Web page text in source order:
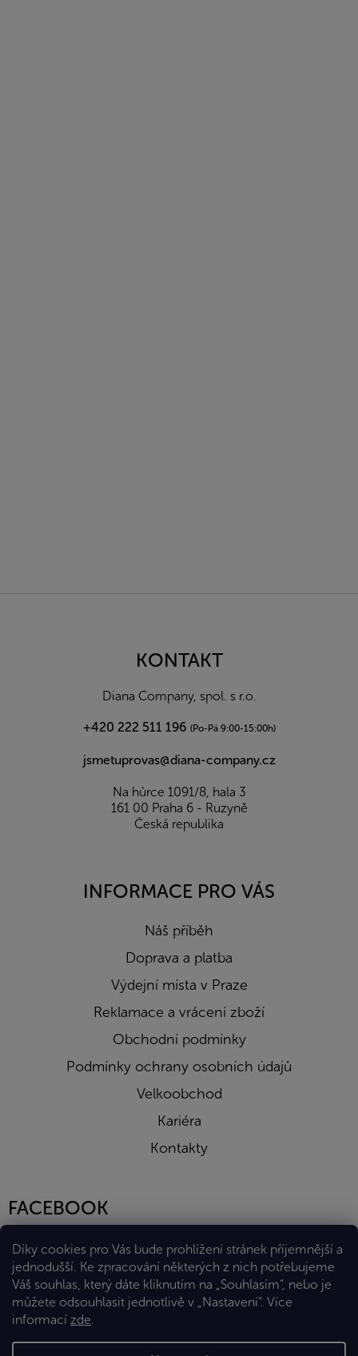
Díky cookies pro Vás bude prohlížení stránek příjemnější a
jednodušší. Ke zpracování některých z nich potřebujeme
Váš souhlas, který dáte kliknutím na „Souhlasím“, nebo je
můžete odsouhlasit jednotlivě v „Nastavení“. Více
informací zde.
KONTAKT
Diana Company, spol. s r.o.
+420 222 511 196 (Po-Pá 9:00-15:00h)
jsmetuprovas@diana-company.cz
Na hůrce 1091/8, hala 3
161 00 Praha 6 - Ruzyně
Česká republika
INFORMACE PRO VÁS
Náš příběh
Doprava a platba
Výdejní místa v Praze
Reklamace a vrácení zboží
Obchodní podmínky
Podmínky ochrany osobních údajů
Velkoobchod
Kariéra
Kontakty
FACEBOOK
Vytvořil Shoptet Premium